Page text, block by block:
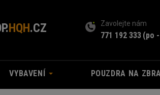
HQH.CZ Zavolejte nám
771 192 333 (po
VYBAVENÍ POUZDRA NA